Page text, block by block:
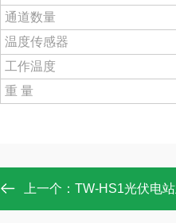
通道数量
温度传感器
工作温度
重 量
上一个： TW-HS1光伏电